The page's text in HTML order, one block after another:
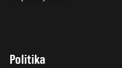
Politika